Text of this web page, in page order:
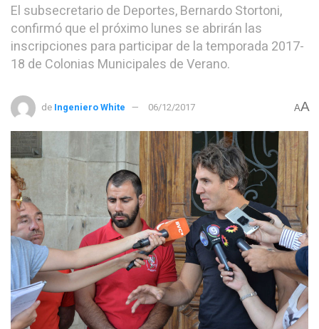
El subsecretario de Deportes, Bernardo Stortoni,
confirmó que el próximo lunes se abrirán las
inscripciones para participar de la temporada 2017-
18 de Colonias Municipales de Verano.
de Ingeniero White 06/12/2017 AA